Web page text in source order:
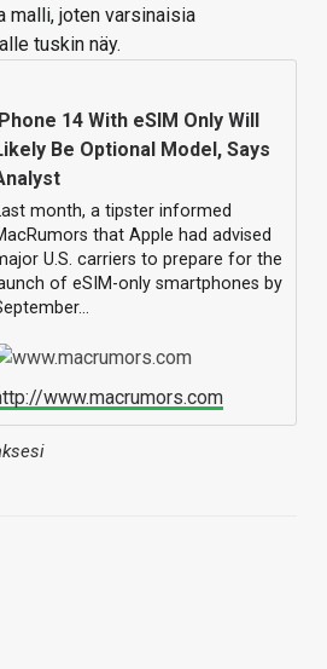
malli, joten varsinaisia
tuskin näy.
14 With eSIM Only Will
Be Optional Model, Says
month, a tipster informed
that Apple had advised
U.S. carriers to prepare for the
of eSIM-only smartphones by
www.macrumors.com